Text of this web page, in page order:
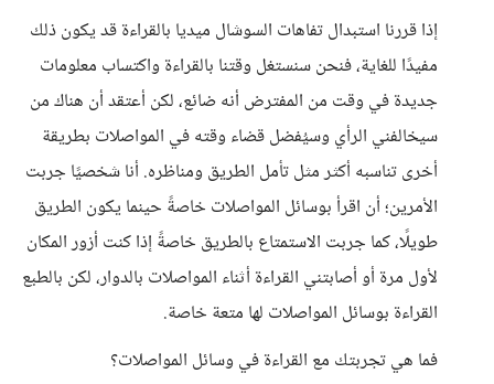
إذا قررنا استبدال تفاهات السوشال ميديا بالقراءة قد يكون ذلك
مفيدًا للغاية، فنحن سنستغل وقتنا بالقراءة واكتساب معلومات
جديدة في وقت من المفترض أنه ضائع، لكن أعتقد أن هناك من
سيخالفني الرأي وسيُفضل قضاء وقته في المواصلات بطريقة
أخرى تناسبه أكثر مثل تأمل الطريق ومناظره. أنا شخصيًا جربت
الأمرين؛ أن اقرأ بوسائل المواصلات خاصةً حينما يكون الطريق
طويلًا، كما جربت الاستمتاع بالطريق خاصةً إذا كنت أزور المكان
لأول مرة أو أصابتني القراءة أثناء المواصلات بالدوار، لكن بالطبع
القراءة بوسائل المواصلات لها متعة خاصة.
فما هي تجربتك مع القراءة في وسائل المواصلات؟